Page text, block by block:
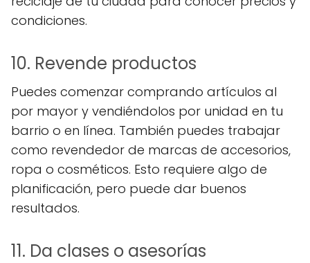
condiciones.
10. Revende productos
Puedes comenzar comprando artículos al
por mayor y vendiéndolos por unidad en tu
barrio o en línea. También puedes trabajar
como revendedor de marcas de accesorios,
ropa o cosméticos. Esto requiere algo de
planificación, pero puede dar buenos
resultados.
11. Da clases o asesorías